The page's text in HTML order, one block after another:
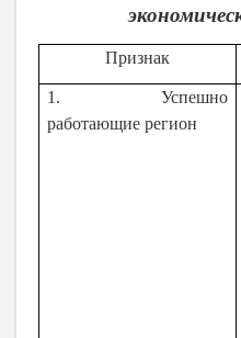
Признак
1. Успешно
работающие регион